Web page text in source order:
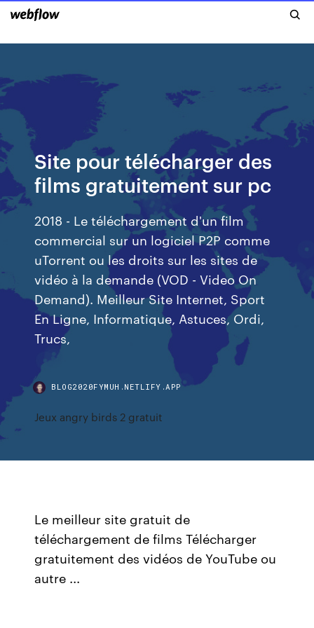
Site pour télécharger des
films gratuitement sur pc
2018 - Le téléchargement d'un film
commercial sur un logiciel P2P comme
uTorrent ou les droits sur les sites de
vidéo à la demande (VOD - Video On
Demand). Meilleur Site Internet, Sport
En Ligne, Informatique, Astuces, Ordi,
Trucs,
BLOG2020FYMUH.NETLIFY.APP
Jeux angry birds 2 gratuit
Le meilleur site gratuit de
téléchargement de films Télécharger
gratuitement des vidéos de YouTube ou
autre ...